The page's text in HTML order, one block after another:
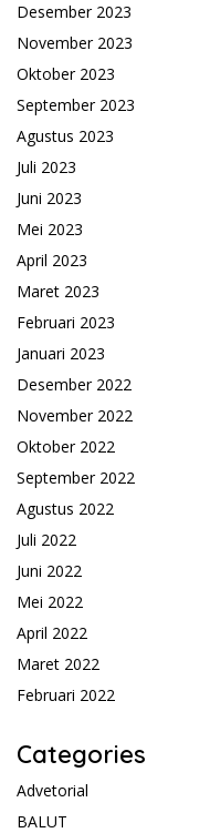
Desember 2023
November 2023
Oktober 2023
September 2023
Agustus 2023
Juli 2023
Juni 2023
Mei 2023
April 2023
Maret 2023
Februari 2023
Januari 2023
Desember 2022
November 2022
Oktober 2022
September 2022
Agustus 2022
Juli 2022
Juni 2022
Mei 2022
April 2022
Maret 2022
Februari 2022
Categories
Advetorial
BALUT